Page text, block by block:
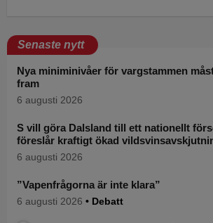
Senaste nytt
Nya miniminivåer för vargstammen
fram
6 augusti 2026
S vill göra Dalsland till ett nationellt
föreslår kraftigt ökad
6 augusti 2026
”Vapenfrågorna är inte klara”
6 augusti 2026 • Debatt